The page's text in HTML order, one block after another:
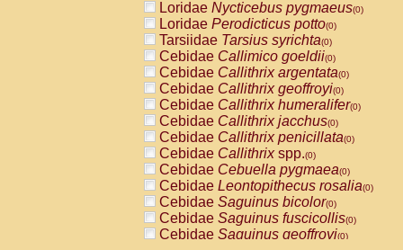
PitheciidaeCacajao calvus
PitheciidaeCallicebus cupreus
PitheciidaeCallicebus donacophilus
PitheciidaeCallicebus moloch
PitheciidaeCallicebus torquatus
PitheciidaeCallicebusspp.(0)
PitheciidaeChiropotes satanas(0)
PitheciidaePithecia monachus
PitheciidaePithecia pithecia(0)
CercopithecidaeCercocebus agilis
CercopithecidaeCercocebus
CercopithecidaeCercocebus
CercopithecidaeCercocebus
CercopithecidaeCercocebus
CercopithecidaeCercocebushybrid
Loridae Nycticebus pygmaeus(0)
Loridae Perodicticus potto(0)
Tarsiidae Tarsius syrichta(0)
Cebidae Callimico goeldii(0)
Cebidae Callithrix argentata(0)
Cebidae Callithrix geoffroyi(0)
Cebidae Callithrix humeralifer(0)
Cebidae Callithrix jacchus(0)
Cebidae Callithrix penicillata(0)
Cebidae Callithrixspp.(0)
Cebidae Cebuella pygmaea(0)
Cebidae Leontopithecus rosalia(0)
Cebidae Saguinus bicolor(0)
Cebidae Saguinus fuscicollis(0)
Cebidae Saguinus geoffroyi(0)